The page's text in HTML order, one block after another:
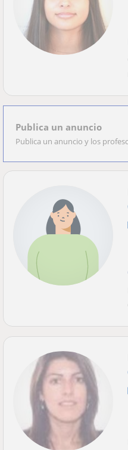
Publica un anuncio
Publica un anuncio y los